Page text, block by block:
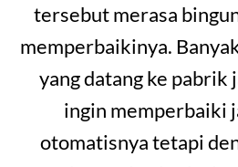
tersebut merasa
memperbaikinya.
yang datang ke pabrik
ingin memperbaiki
otomatisnya tetapi